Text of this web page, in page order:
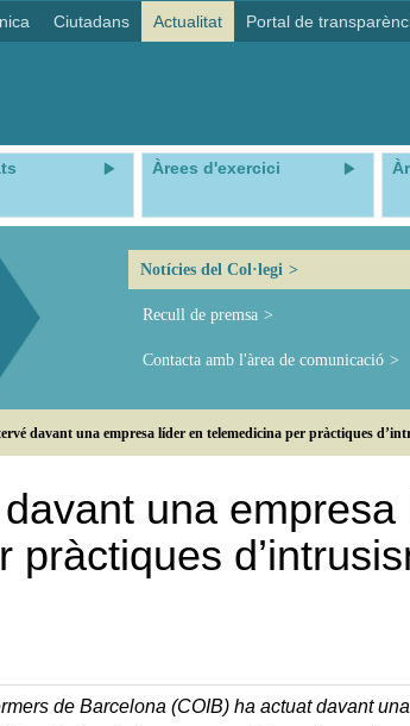
Ciutadans Actualitat Portal de
Àrees d'exercici
Notícies del Col·legi
Recull de premsa
Contacta amb l'àrea de comunicació
davant una empresa líder en telemedicina per pràctiques
una empresa
pràctiques
de Barcelona (COIB) ha actuat davant